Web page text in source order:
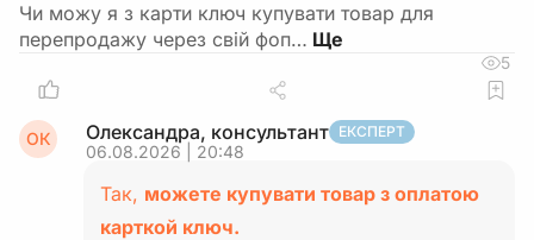
Чи можу я з карти ключ купувати товар для
перепродажу через свій фоп…
5
ОК Олександра, консультант ЕКСПЕРТ
06.08.2026 | 20:48
Так, можете купувати товар з оплатою
карткой ключ.